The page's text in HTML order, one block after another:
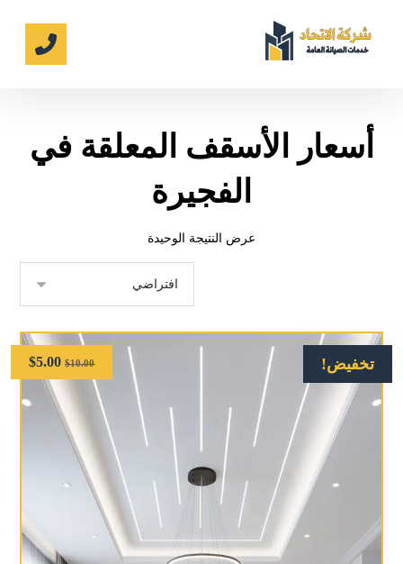
أسعار الأسقف المعلقة في
الفجيرة
عرض النتيجة الوحيدة
تخفيض! $10.00
$5.00